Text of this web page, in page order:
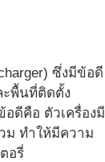
ซึ่งมีข้อดี
ะพื้นที่ติดตั้ง
อดีคือ ตัวเครื่องมี
ม ทำให้มีความ
อรี่